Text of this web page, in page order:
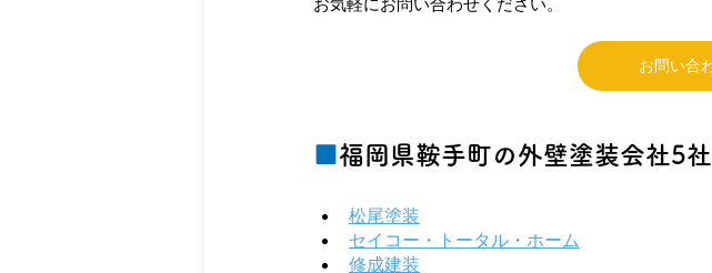
お気軽にお問い合わせください。
お問い合
福岡県鞍手町の外壁塗装会社5
松尾塗装
セイコー・トータル・ホーム
修成建装